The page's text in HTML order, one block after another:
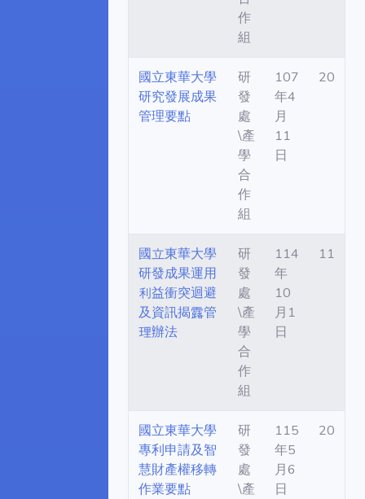
作
組
國立東華大學
研究發展成果
管理要點
研
發
處
\產
學
合
作
組
107
年4
月
11
日
20
國立東華大學
研發成果運用
利益衝突迴避
及資訊揭露管
理辦法
研
發
處
\產
學
合
作
組
114
年
10
月1
日
11
國立東華大學
專利申請及智
慧財產權移轉
作業要點
研
發
處
\產
115
年5
月6
日
20